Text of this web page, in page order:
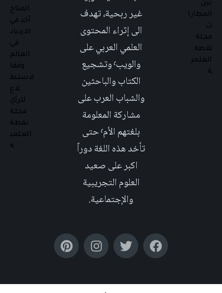
غير ربحية، تهدف
الى إثراء المحتوى
العلمي العربي على
والويب٬ وتشجيع
الكتاب والباحثين
والشباب العرب على
مشاركة المعلومة
بلغتهم الأم٬ حتى
تأخد هذه اللغة دوراً
اكبر على صعيد
العلوم التجريبية
والإجتماعية.